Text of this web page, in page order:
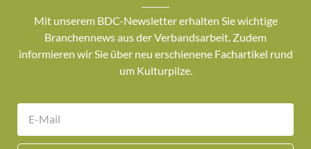
Mit unserem BDC-Newsletter erhalten Sie wichtige
Branchennews aus der Verbandsarbeit. Zudem
informieren wir Sie über neu erschienene Fachartikel rund
um Kulturpilze.